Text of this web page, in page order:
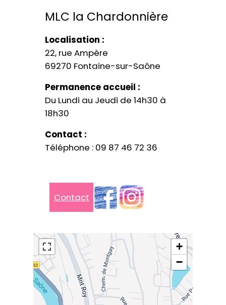
MLC la Chardonnière​
Localisation :
22, rue Ampère
69270 Fontaine-sur-Saône
Permanence accueil :
Du Lundi au Jeudi de 14h30 à
18h30
Contact :
Téléphone : 09 87 46 72 36
Contact
+
−